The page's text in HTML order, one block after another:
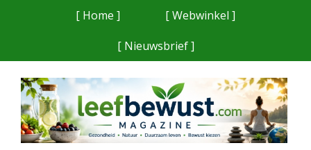
[ Home ]
[ Webwinkel ]
[ Nieuwsbrief ]